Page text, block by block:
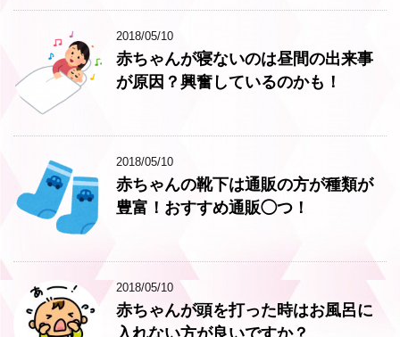
2018/05/10
赤ちゃんが寝ないのは昼間の出来事
が原因？興奮しているのかも！
2018/05/10
赤ちゃんの靴下は通販の方が種類が
豊富！おすすめ通販◯つ！
2018/05/10
赤ちゃんが頭を打った時はお風呂に
入れない方が良いですか？